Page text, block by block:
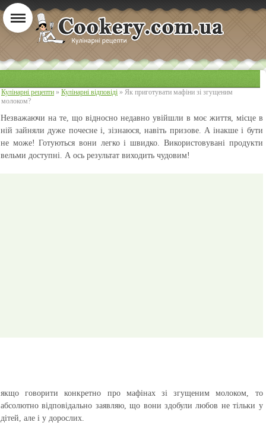
Кулінарні рецепти » Кулінарні відповіді » Як приготувати мафіни зі згущеним
молоком?
Незважаючи на те, що відносно недавно увійшли в моє життя, місце в
ній зайняли дуже почесне і, зізнаюся, навіть призове. А інакше і бути
не може! Готуються вони легко і швидко. Використовувані продукти
вельми доступні. А ось результат виходить чудовим!
якщо говорити конкретно про мафінах зі згущеним молоком, то
абсолютно відповідально заявляю, що вони здобули любов не тільки у
дітей, але і у дорослих.